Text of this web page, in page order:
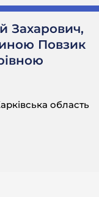
Захарович,
Повзик
область